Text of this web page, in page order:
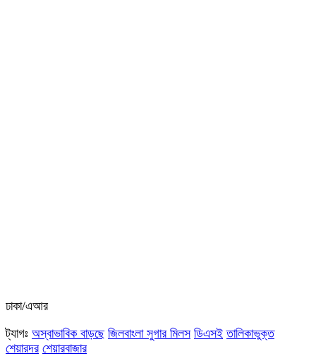
ঢাকা/এআর
ট্যাগঃ অস্বাভাবিক বাড়ছে জিলবাংলা সুগার মিলস ডিএসই তালিকাভুক্ত
শেয়ারদর শেয়ারবাজার